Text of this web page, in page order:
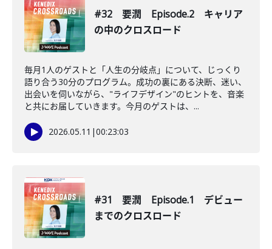
#32 要潤 Episode.2 キャリア
の中のクロスロード
毎月1人のゲストと「人生の分岐点」について、じっくり
語り合う30分のプログラム。成功の裏にある決断、迷い、
出会いを伺いながら、"ライフデザイン"のヒントを、音楽
と共にお届していきます。今月のゲストは、...
2026.05.11 |00:23:03
#31 要潤 Episode.1 デビュー
までのクロスロード